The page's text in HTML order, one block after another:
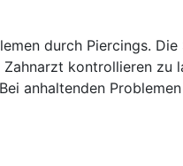
durch Piercings. Die
kontrollieren zu
anhaltenden